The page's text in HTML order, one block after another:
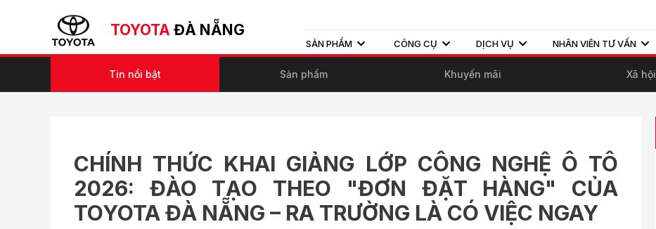
TOYOTA ĐÀ NẴNG
SẢN PHẨM CÔNG CỤ DỊCH VỤ NHÂN VIÊN TƯ VẤN
Tin nổi bật Sản phẩm Khuyến mãi Xã hội
CHÍNH THỨC KHAI GIẢNG LỚP CÔNG NGHỆ Ô TÔ
2026: ĐÀO TẠO THEO "ĐƠN ĐẶT HÀNG" CỦA
TOYOTA ĐÀ NẴNG – RA TRƯỜNG LÀ CÓ VIỆC NGAY